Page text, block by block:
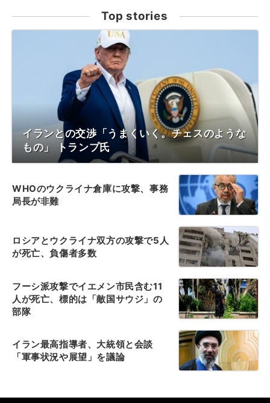
Top stories
イランとの交渉「うまくいく。チェスのような
もの」 トランプ氏
WHOのウクライナ倉庫に攻撃、事務
局長が非難
ロシアとウクライナ双方の攻撃で5人
が死亡、負傷者多数
フーシ派攻撃でイエメン市民含む11
人が死亡、標的は「敵国サウジ」の
部隊
イラン最高指導者、大統領と会談
「軍事状況や展望」を議論